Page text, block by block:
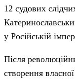
12 судових
у Російській
Після
створення